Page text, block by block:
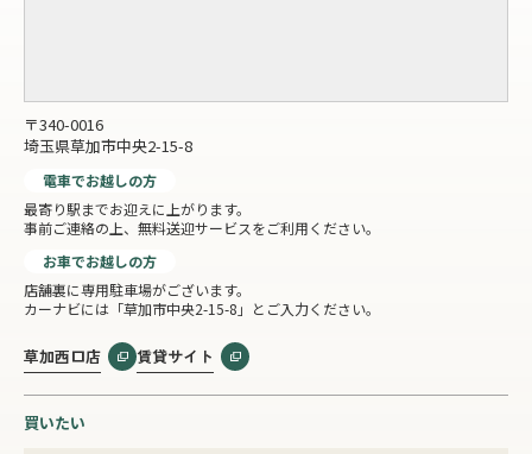
〒340-0016
埼玉県草加市中央2-15-8
電車でお越しの方
最寄り駅までお迎えに上がります。
事前ご連絡の上、無料送迎サービスをご利用ください。
お車でお越しの方
店舗裏に専用駐車場がございます。
カーナビには「草加市中央2-15-8」とご入力ください。
草加西口店 賃貸サイト
買いたい